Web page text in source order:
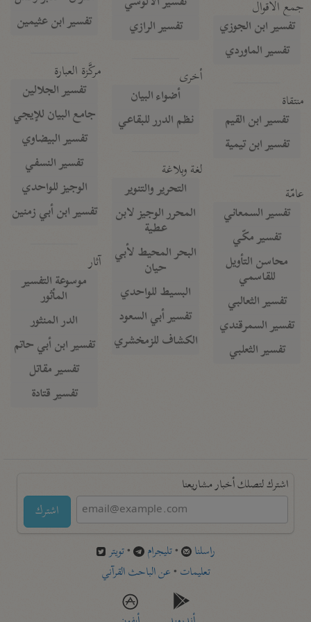
جمع الأقوال
تفسير ابن الجوزي
تفسير الماوردي
منتقاة
تفسير ابن القيم
تفسير ابن تيمية
عامّة
تفسير السمعاني
تفسير مكّي
محاسن التأويل
للقاسمي
تفسير الثعالبي
تفسير السمرقندي
تفسير الثعلبي
تفسير الرازي
أخرى
أضواء البيان
نظم الدرر للبقاعي
لغة وبلاغة
التحرير والتنوير
المحرر الوجيز لابن
عطية
البحر المحيط لأبي
حيان
البسيط للواحدي
تفسير أبي السعود
الكشاف للزمخشري
تفسير ابن عثيمين
مركَّزة العبارة
تفسير الجلالين
جامع البيان للإيجي
تفسير البيضاوي
تفسير النسفي
الوجيز للواحدي
تفسير ابن أبي زمنين
آثار
موسوعة التفسير
المأثور
الدر المنثور
تفسير ابن أبي حاتم
تفسير مقاتل
تفسير قتادة
اشترك لتصلك أخبار مشاريعنا
اشترك
راسلنا •تليجرام •تويتر
تعليمات •عن الباحث القرآني